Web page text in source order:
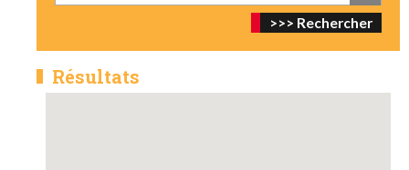
Résultats